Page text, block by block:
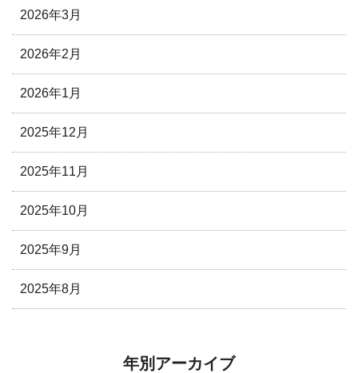
2026年3月
2026年2月
2026年1月
2025年12月
2025年11月
2025年10月
2025年9月
2025年8月
年別アーカイブ